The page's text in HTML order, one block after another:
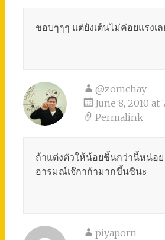
ชอบๆๆๆ แต่ยังเต้นไม่ค่อยแรงเ
@zomchay
June 8, 2010 at
Permalink
ถ้าแต่งตัวให้น้อยชิ้นกว่านี้หน่อย
อารมณ์เจ๊กาก้ามากขึ้นซินะ
piyaporn